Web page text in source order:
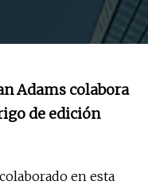
Adams colabora
de edición
en esta